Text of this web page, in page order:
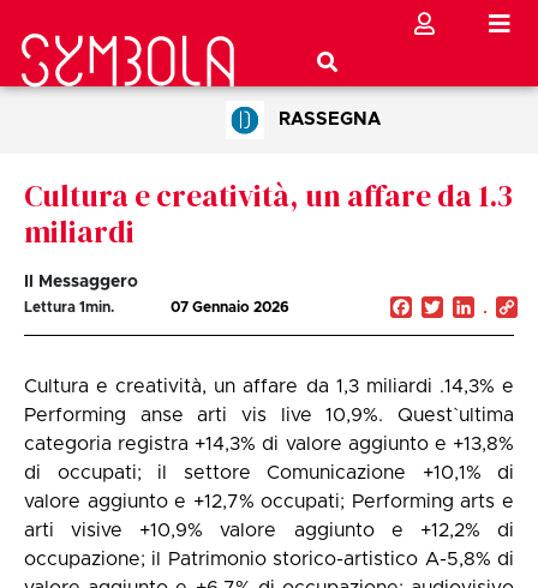
RASSEGNA
Cultura e creatività, un affare da 1.3
miliardi
Il Messaggero
Lettura 1min. 07 Gennaio 2026 Facebook
Twitter
Cultura e creatività, un affare da 1,3 miliardi .14,3% e
Performing anse arti vis live 10,9%. Quest`ultima
categoria registra +14,3% di valore aggiunto e +13,8%
di occupati; il settore Comunicazione +10,1% di
valore aggiunto e +12,7% occupati; Performing arts e
arti visive +10,9% valore aggiunto e +12,2% di
occupazione; il Patrimonio storico-artistico A-5,8% di